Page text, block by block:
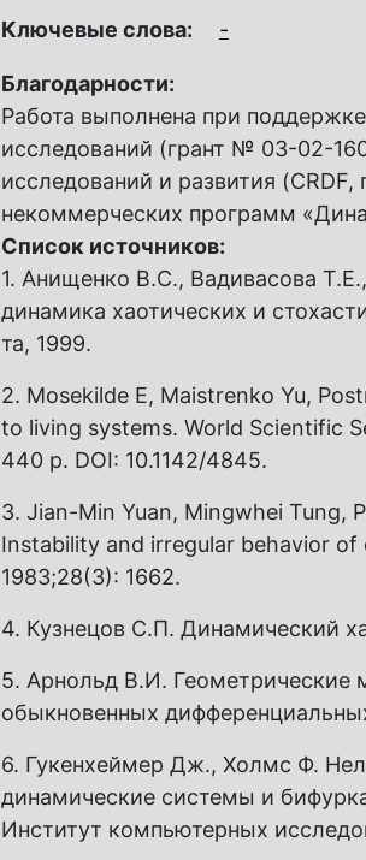
Ключевые слова: -
Благодарности:
Работа выполнена при
исследований (грант № 03-02-
исследований и развития
некоммерческих программ
Список источников:
1. Анищенко B.C., Вадивасова
динамика хаотических и
та, 1999.
2. Mosekilde Е, Maistrenko Yu,
to living systems. World Scientific
440 p. DOI: 10.1142/4845.
3. Jian-Min Yuan, Mingwhei Tung,
Instability and irregular behavior of
1983;28(3): 1662.
4. Кузнецов С.П. Динамический
5. Арнольд В.И. Геометрические
обыкновенных
6. Гукенхеймер Дж., Холмс Ф.
динамические системы и
Институт компьютерных